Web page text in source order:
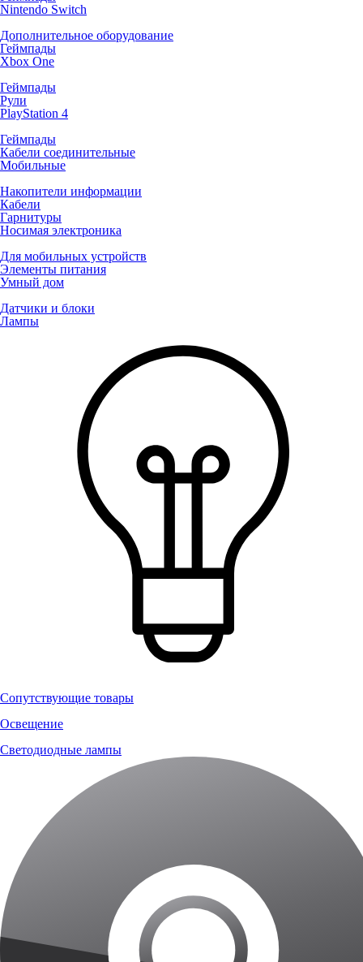
Nintendo Switch
Дополнительное оборудование
Геймпады
Xbox One
Геймпады
Рули
PlayStation 4
Геймпады
Кабели соединительные
Мобильные
Накопители информации
Кабели
Гарнитуры
Носимая электроника
Для мобильных устройств
Элементы питания
Умный дом
Датчики и блоки
Лампы
Сопутствующие товары
Освещение
Светодиодные лампы